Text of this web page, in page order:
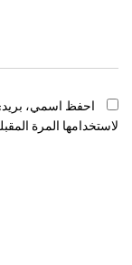
احفظ اسمي، بريدي
لاستخدامها المرة